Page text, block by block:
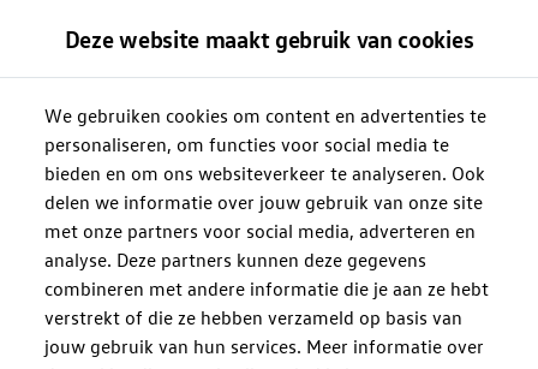
Deze website maakt gebruik van cookies
We gebruiken cookies om content en advertenties te
personaliseren, om functies voor social media te
bieden en om ons websiteverkeer te analyseren. Ook
delen we informatie over jouw gebruik van onze site
met onze partners voor social media, adverteren en
analyse. Deze partners kunnen deze gegevens
combineren met andere informatie die je aan ze hebt
verstrekt of die ze hebben verzameld op basis van
jouw gebruik van hun services. Meer informatie over